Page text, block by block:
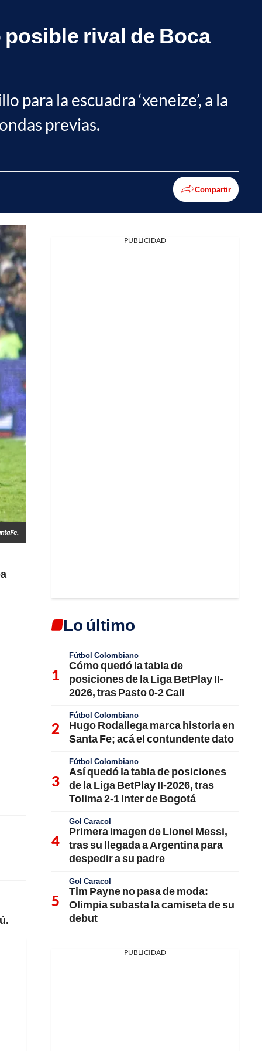
posible rival de Boca
para la escuadra ‘xeneize’, a la
previas.
Compartir
PUBLICIDAD
Lo último
Fútbol Colombiano
Cómo quedó la tabla de
posiciones de la Liga BetPlay II-
2026, tras Pasto 0-2 Cali
Fútbol Colombiano
Hugo Rodallega marca historia en
Santa Fe; acá el contundente dato
Fútbol Colombiano
Así quedó la tabla de posiciones
de la Liga BetPlay II-2026, tras
Tolima 2-1 Inter de Bogotá
Gol Caracol
Primera imagen de Lionel Messi,
tras su llegada a Argentina para
despedir a su padre
Gol Caracol
Tim Payne no pasa de moda:
Olimpia subasta la camiseta de su
debut
PUBLICIDAD